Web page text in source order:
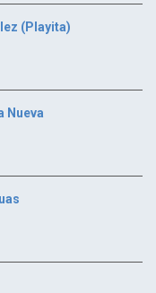
(Playita)
Nueva